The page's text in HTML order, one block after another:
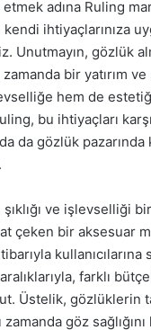
adına Ruling
ihtiyaçlarınıza
Unutmayın, gözlük
bir yatırım
hem de
bu ihtiyaçları
da gözlük
ve işlevselliği
çeken bir aksesuar
farklı
Üstelik, gözlüklerin
göz